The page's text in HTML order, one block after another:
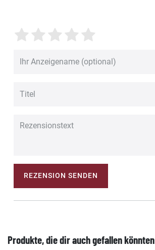
REZENSION SENDEN
Produkte, die dir auch gefallen könnten